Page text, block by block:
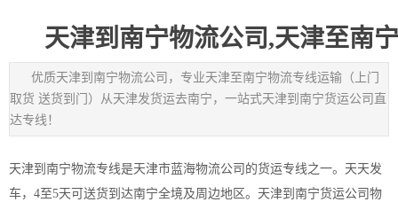
天津到南宁物流公司,天津至南
优质天津到南宁物流公司，专业天津至南宁物流专线运输（上门
取货 送货到门）从天津发货运去南宁，一站式天津到南宁货运公司直
达专线！
天津到南宁物流专线是天津市蓝海物流公司的货运专线之一。天天发
车，4至5天可送货到达南宁全境及周边地区。天津到南宁货运公司物